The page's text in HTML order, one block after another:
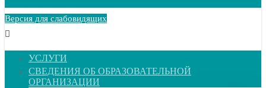
Версия для слабовидящих
УСЛУГИ
СВЕДЕНИЯ ОБ ОБРАЗОВАТЕЛЬНОЙ
ОРГАНИЗАЦИИ